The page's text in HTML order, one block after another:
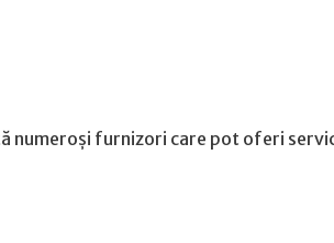
numeroși furnizori care pot oferi